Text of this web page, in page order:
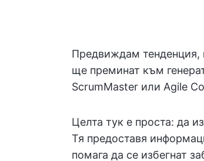
Предвиждам тенденция,
ще преминат към
ScrumMaster или Agile
Целта тук е проста: да
Тя предоставя
помага да се избегнат